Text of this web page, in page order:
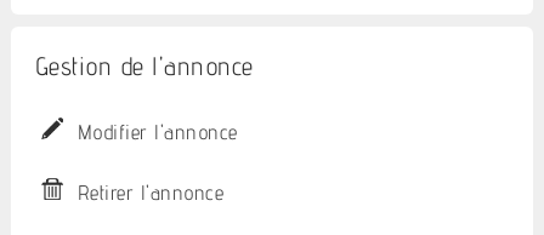
Gestion de l'annonce
Modifier l'annonce
Retirer l'annonce